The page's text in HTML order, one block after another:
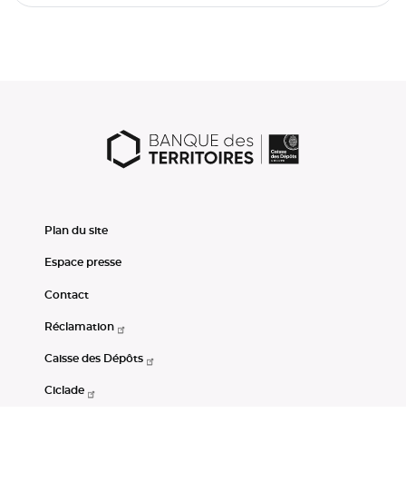
Plan du site
Espace presse
Contact
Réclamation
Caisse des Dépôts
Ciclade